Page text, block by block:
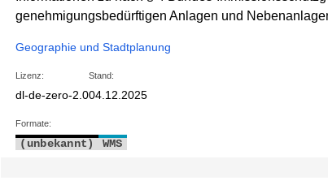
genehmigungsbedürftigen Anlagen und
Geographie und Stadtplanung
Lizenz:
dl-de-zero-2.0
Stand:
04.12.2025
Formate:
(unbekannt) WMS